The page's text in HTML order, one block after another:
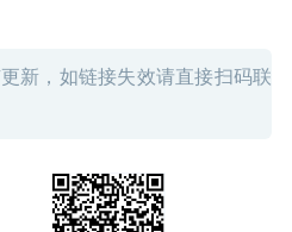
新，如链接失效请直接扫码联